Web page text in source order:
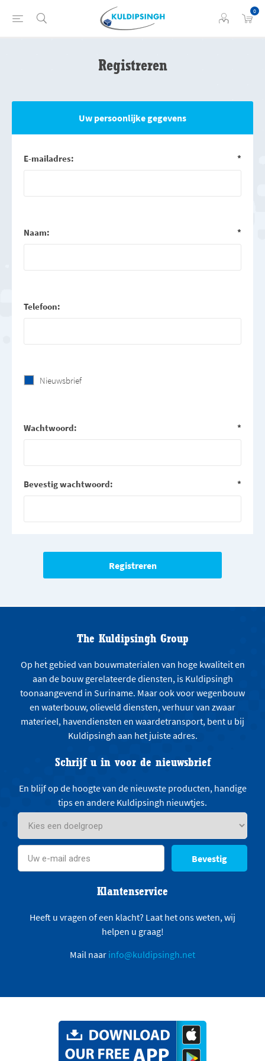
0
Registreren
Uw persoonlijke gegevens
E-mailadres: *
Naam: *
Telefoon:
Nieuwsbrief
Wachtwoord: *
Bevestig wachtwoord: *
The Kuldipsingh Group
Op het gebied van bouwmaterialen van hoge kwaliteit en
aan de bouw gerelateerde diensten, is Kuldipsingh
toonaangevend in Suriname. Maar ook voor wegenbouw
en waterbouw, olieveld diensten, verhuur van zwaar
materieel, havendiensten en waardetransport, bent u bij
Kuldipsingh aan het juiste adres.
Schrijf u in voor de nieuwsbrief
En blijf op de hoogte van de nieuwste producten, handige
tips en andere Kuldipsingh nieuwtjes.
Bevestig
Klantenservice
Heeft u vragen of een klacht? Laat het ons weten, wij
helpen u graag!
Mail naar info@kuldipsingh.net